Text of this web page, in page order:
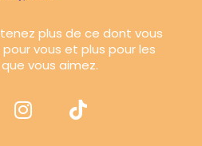
plus de ce dont vous
vous et plus pour les
vous aimez.